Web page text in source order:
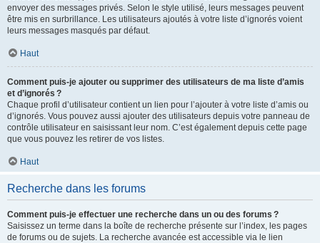
envoyer des messages privés. Selon le style utilisé, leurs messages peuvent
être mis en surbrillance. Les utilisateurs ajoutés à votre liste d’ignorés voient
leurs messages masqués par défaut.
Haut
Comment puis-je ajouter ou supprimer des utilisateurs de ma liste d’amis
et d’ignorés ?
Chaque profil d’utilisateur contient un lien pour l’ajouter à votre liste d’amis ou
d’ignorés. Vous pouvez aussi ajouter des utilisateurs depuis votre panneau de
contrôle utilisateur en saisissant leur nom. C’est également depuis cette page
que vous pouvez les retirer de vos listes.
Haut
Recherche dans les forums
Comment puis-je effectuer une recherche dans un ou des forums ?
Saisissez un terme dans la boîte de recherche présente sur l’index, les pages
de forums ou de sujets. La recherche avancée est accessible via le lien